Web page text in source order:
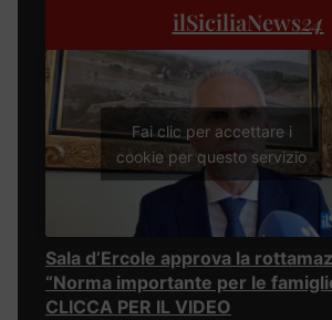
ilSiciliaNews24
Fai clic per accettare i
cookie per questo servizio
Sala d’Ercole approva la
“Norma importante per le
CLICCA PER IL VIDEO